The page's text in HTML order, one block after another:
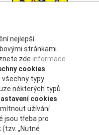
nejlepší
stránkami.
zde informace
cookies
typy
některých typů
cookies
užívání
jsou třeba pro
„Nutné